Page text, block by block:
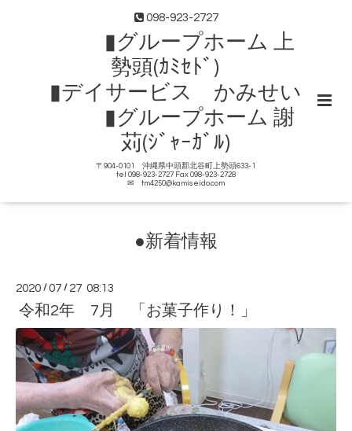
098-923-2727
▮グループホーム 上
勢頭(ｶﾐｾﾄﾞ)
▮デイサービス かみせい
▮グループホーム 謝
苅(ｼﾞｬｰｶﾞﾙ)
〒904-0101 沖縄県中頭郡北谷町上勢頭633-1
tel 098-923-2727 Fax 098-923-2728
✉ tm4250@kamiseido.com
●新着情報
2020 /07 / 27 08:13
令和2年 7月 「お菓子作り！」